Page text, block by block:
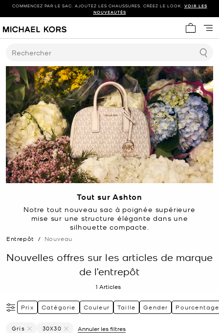
COMMENCEZ PAR LE SAC. AJOUTEZ LES CHAUSSURES. CRÉEZ LE LOOK. VOIR LES
NOUVEAUTÉS
Mon
Rechercher
Tout sur Ashton
Notre tout nouveau sac à poignée supérieure
mise sur une structure élégante dans une
silhouette compacte.
Entrepôt / Nouveau
Nouvelles offres sur les articles de marque
de l’entrepôt
1 Articles
Prix Catégorie Couleur Taille Gender
Gris
30X30
Annuler les filtres